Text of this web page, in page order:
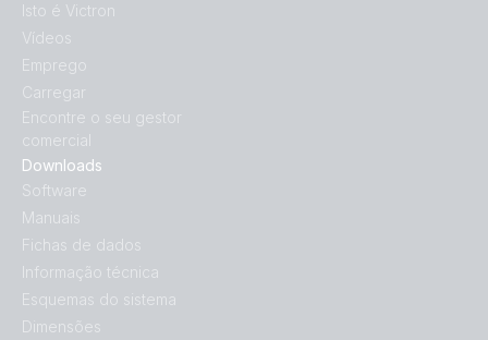
Downloads
Software
Manuais
Fichas de dados
Informação técnica
Esquemas do sistema
Dimensões
Isto é Victron
Vídeos
Emprego
Carregar
Encontre o seu gestor
comercial